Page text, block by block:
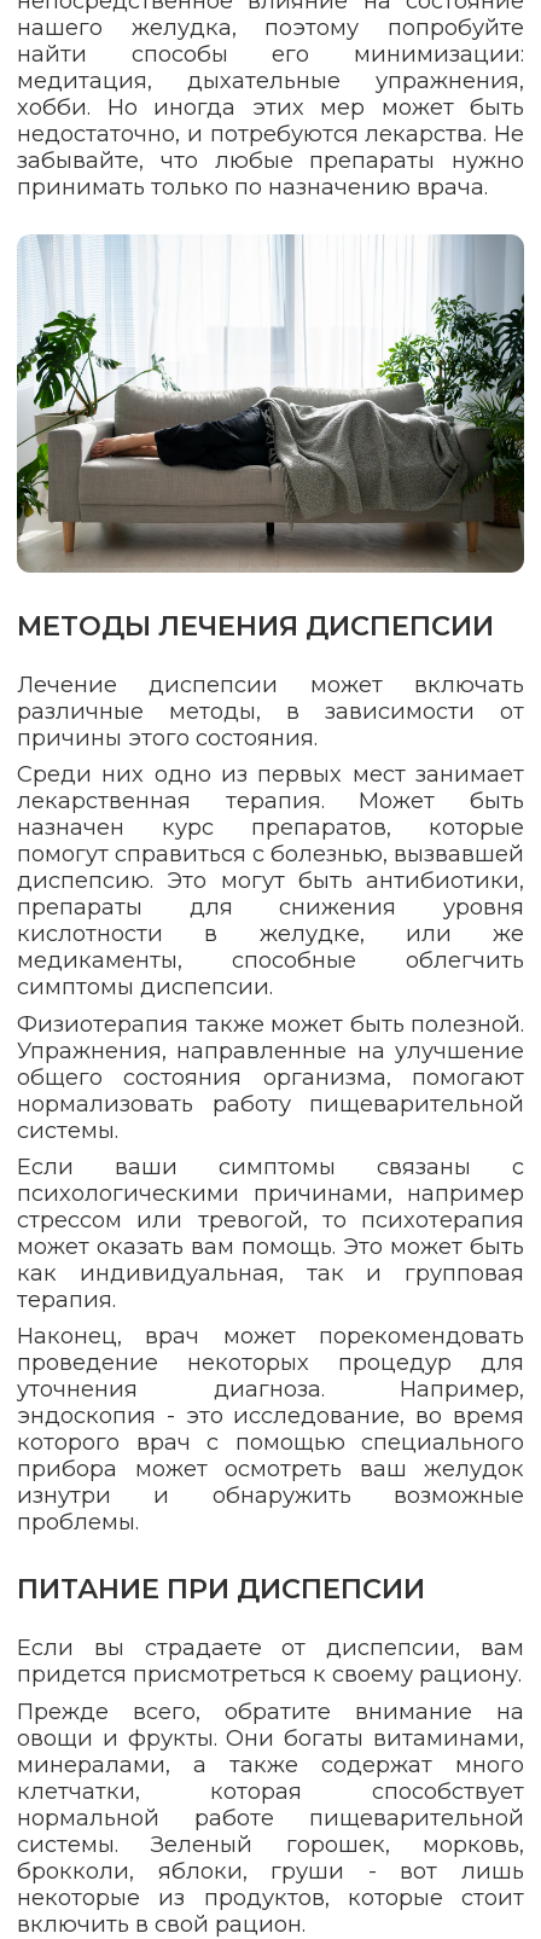
нашего желудка, поэтому попробуйте
найти способы его минимизации:
медитация, дыхательные упражнения,
хобби. Но иногда этих мер может быть
недостаточно, и потребуются лекарства. Не
забывайте, что любые препараты нужно
принимать только по назначению врача.
МЕТОДЫ ЛЕЧЕНИЯ ДИСПЕПСИИ
Лечение диспепсии может включать
различные методы, в зависимости от
причины этого состояния.
Среди них одно из первых мест занимает
лекарственная терапия. Может быть
назначен курс препаратов, которые
помогут справиться с болезнью, вызвавшей
диспепсию. Это могут быть антибиотики,
препараты для снижения уровня
кислотности в желудке, или же
медикаменты, способные облегчить
симптомы диспепсии.
Физиотерапия также может быть полезной.
Упражнения, направленные на улучшение
общего состояния организма, помогают
нормализовать работу пищеварительной
системы.
Если ваши симптомы связаны с
психологическими причинами, например
стрессом или тревогой, то психотерапия
может оказать вам помощь. Это может быть
как индивидуальная, так и групповая
терапия.
Наконец, врач может порекомендовать
проведение некоторых процедур для
уточнения диагноза. Например,
эндоскопия - это исследование, во время
которого врач с помощью специального
прибора может осмотреть ваш желудок
изнутри и обнаружить возможные
проблемы.
ПИТАНИЕ ПРИ ДИСПЕПСИИ
Если вы страдаете от диспепсии, вам
придется присмотреться к своему рациону.
Прежде всего, обратите внимание на
овощи и фрукты. Они богаты витаминами,
минералами, а также содержат много
клетчатки, которая способствует
нормальной работе пищеварительной
системы. Зеленый горошек, морковь,
брокколи, яблоки, груши - вот лишь
некоторые из продуктов, которые стоит
включить в свой рацион.